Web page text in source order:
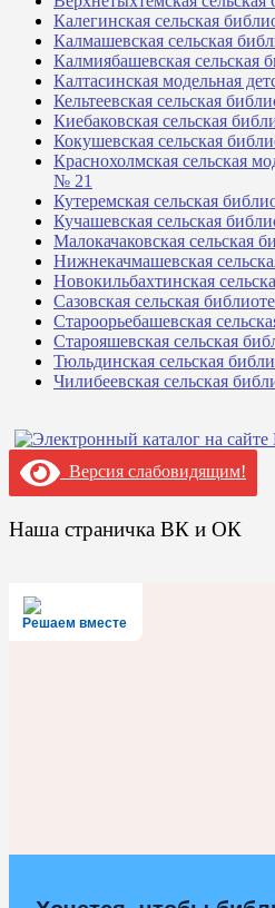
Калегинская сельская
Калмашевская сельская
Калмиябашевская сельская
Калтасинская модельная
Кельтеевская сельская
Киебаковская сельская
Кокушевская сельская
Краснохолмская сельская
№ 21
Кутеремская сельская
Кучашевская сельская
Малокачаковская сельская
Нижнекачмашевская
Новокильбахтинская
Сазовская сельская
Староорьебашевская
Старояшевская сельская
Тюльдинская сельская
Чилибеевская сельская
Версия слабовидящим!
Наша страничка ВК и ОК
Решаем вместе